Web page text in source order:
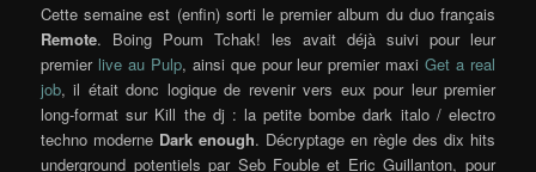
Cette semaine est (enfin) sorti le premier album du duo français
Remote. Boing Poum Tchak! les avait déjà suivi pour leur
premier live au Pulp, ainsi que pour leur premier maxiGet a real
job, il était donc logique de revenir vers eux pour leur premier
long-format sur Kill the dj : la petite bombe dark italo / electro
techno moderne Dark enough. Décryptage en règle des dix hits
underground potentiels par Seb Fouble et Eric Guillanton, pour